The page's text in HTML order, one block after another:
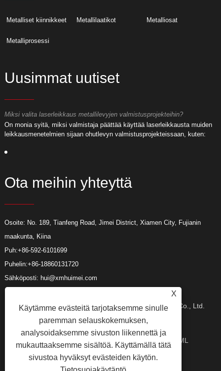
Metalliset kiinnikkeet Metallilaatikot Metalliosat
Metalliprosessi
Uusimmat uutiset
Miksi valita laserleikkaus metallilevyjen valmistusprojekteihin?
On monia syitä, miksi valmistaja päättää käyttää laserleikkausta muiden
leikkausmenetelmien sijaan ohutlevyn valmistusprojekteissaan, kuten:
Ota meihin yhteyttä
Osoite: No. 189, Tianfeng Road, Jimei District, Xiamen City, Fujianin
maakunta, Kiina
Puh:+86-592-6101699
Puhelin:+86-18860131720
Sähköposti: hui@xmhuimei.com
Copyright © 2024 Xiamen Huimei Industry and Trade Co., Ltd.
Kaikki oikeudet pidätetään. Linkit Sitemap RSS XML
X
Käytämme evästeitä tarjotaksemme sinulle
paremman selauskokemuksen,
analysoidaksemme sivuston liikennettä ja
mukauttaaksemme sisältöä. Käyttämällä tätä
sivustoa hyväksyt evästeiden käytön.